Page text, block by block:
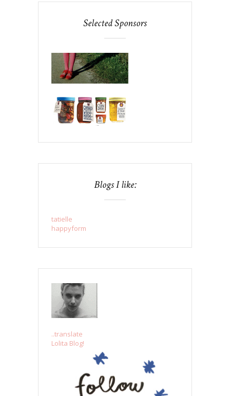
Selected Sponsors
Blogs I like:
tatielle
happyform
..translate
Lolita Blog!